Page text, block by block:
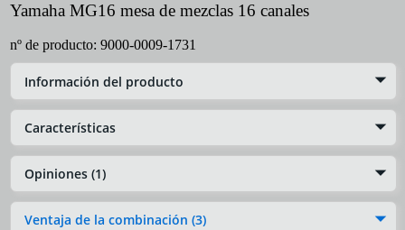
Yamaha MG16 mesa de mezclas 16 canales
nº de producto: 9000-0009-1731
Información del producto
Características
Opiniones (1)
Ventaja de la combinación (3)